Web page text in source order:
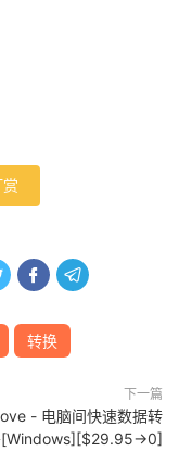
 
转换
下一篇
- 电脑间快速数据转